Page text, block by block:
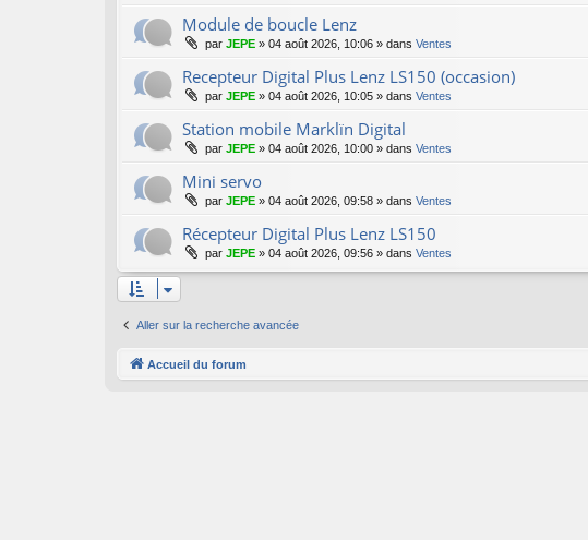
Module de boucle Lenz
par JEPE » 04 août 2026, 10:06 » dans Ventes
Recepteur Digital Plus Lenz LS150 (occasion)
par JEPE » 04 août 2026, 10:05 » dans Ventes
Station mobile Marklïn Digital
par JEPE » 04 août 2026, 10:00 » dans Ventes
Mini servo
par JEPE » 04 août 2026, 09:58 » dans Ventes
Récepteur Digital Plus Lenz LS150
par JEPE » 04 août 2026, 09:56 » dans Ventes
Aller sur la recherche avancée
Accueil du forum